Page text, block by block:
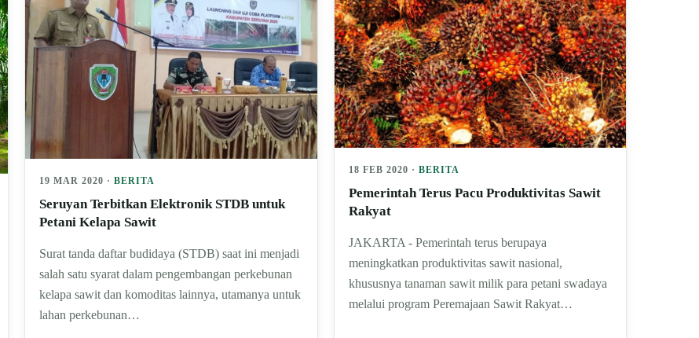
19 MAR 2020 ·BERITA
Seruyan Terbitkan Elektronik STDB untuk
Petani Kelapa Sawit
Surat tanda daftar budidaya (STDB) saat ini menjadi
salah satu syarat dalam pengembangan perkebunan
kelapa sawit dan komoditas lainnya, utamanya untuk
lahan perkebunan…
18 FEB 2020 · BERITA
Pemerintah Terus Pacu Produktivitas Sawit
Rakyat
JAKARTA - Pemerintah terus berupaya
meningkatkan produktivitas sawit nasional,
khususnya tanaman sawit milik para petani swadaya
melalui program Peremajaan Sawit Rakyat…